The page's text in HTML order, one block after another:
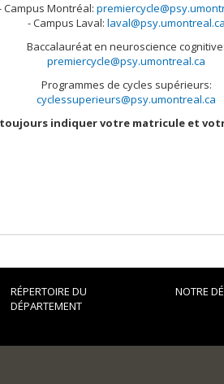
Campus Montréal:
- Campus Laval: laval@psy.umontreal.ca
Baccalauréat en neuroscience cognitive:
premiercycle@psy.umontreal.ca
Programmes de cycles supérieurs:
cyclessuperieurs@psy.umontreal.ca
indiquer votre matricule et
RÉPERTOIRE DU
DÉPARTEMENT
NOTRE